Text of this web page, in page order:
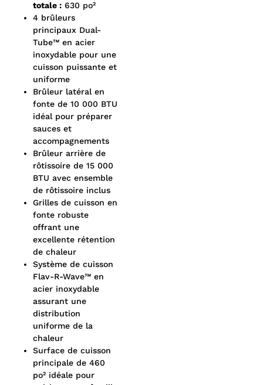
totale : 630 po²
4 brûleurs
principaux Dual-
Tube™ en acier
inoxydable pour une
cuisson puissante et
uniforme
Brûleur latéral en
fonte de 10 000 BTU
idéal pour préparer
sauces et
accompagnements
Brûleur arrière de
rôtissoire de 15 000
BTU avec ensemble
de rôtissoire inclus
Grilles de cuisson en
fonte robuste
offrant une
excellente rétention
de chaleur
Système de cuisson
Flav-R-Wave™ en
acier inoxydable
assurant une
distribution
uniforme de la
chaleur
Surface de cuisson
principale de 460
po² idéale pour